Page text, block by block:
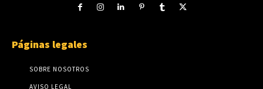
Páginas legales
SOBRE NOSOTROS
AVISO LEGAL